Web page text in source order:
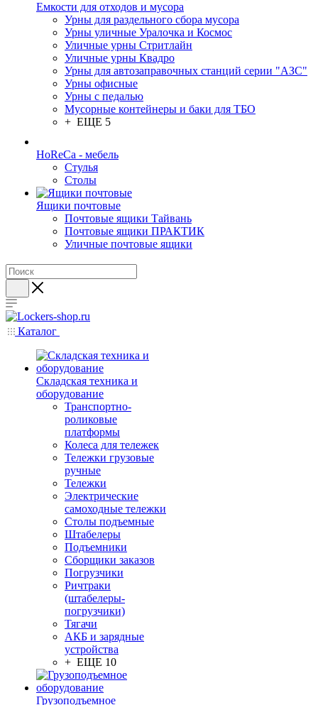
Емкости для отходов и мусора
Урны для раздельного сбора мусора
Урны уличные Уралочка и Космос
Уличные урны Стритлайн
Уличные урны Квадро
Урны для автозаправочных станций серии "АЗС"
Урны офисные
Урны с педалью
Мусорные контейнеры и баки для ТБО
+ ЕЩЕ 5
HoReCa - мебель
Стулья
Столы
Ящики почтовые
Почтовые ящики Тайвань
Почтовые ящики ПРАКТИК
Уличные почтовые ящики
Каталог
Складская техника и
оборудование
Транспортно-
роликовые
платформы
Колеса для тележек
Тележки грузовые
ручные
Тележки
Электрические
самоходные тележки
Столы подъемные
Штабелеры
Подъемники
Сборщики заказов
Погрузчики
Ричтраки
(штабелеры-
погрузчики)
Тягачи
АКБ и зарядные
устройства
+ ЕЩЕ 10
Грузоподъемное